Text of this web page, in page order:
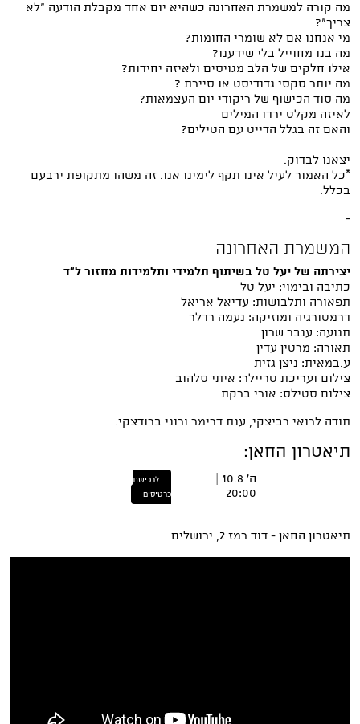
מה קורה למשמרת האחרונה כשהיא יום אחד מקבלת הודעה "לא
צריך"?
מי אנחנו אם לא שומרי החומות?
מה בנו מחוייל בלי שידענו?
אילו חלקים של הלב מגויסים ולאיזה יחידות?
מה יותר סקסי גדודיסט או סיירת ?
מה סוד הכישוף של ריקודי יום העצמאות?
לאיזה מקלט ירדו המילים
והאם זה בגלל הדייט עם הטילים?
יצאנו לבדוק.
*כל האמור לעיל אינו תקף לימינו אנו. זה משהו מתקופת ירבעם
בכלל.
-
המשמרת האחרונה
יצירתה של יעל טל בשיתוף תלמידי ותלמידות מחזור ל"ד
כתיבה ובימוי: יעל טל
תפאורה ותלבושות: עדיאל אריאל
דרמטורגיה ומוזיקה: נעמה רדלר
תנועה: ענבר שרון
תאורה: מרטין עדין
ע.במאית: ניצן גזית
צילום ועריכת טריילר: איתי סלהוב
צילום סטילס: אורי ברקת
תודה לרואי רביצקי, ענת דרימר ורוני ברודצקי.
תיאטרון החאן:
20:00
לרכישת
כרטיסים
תיאטרון החאן - דוד רמז 2, ירושלים